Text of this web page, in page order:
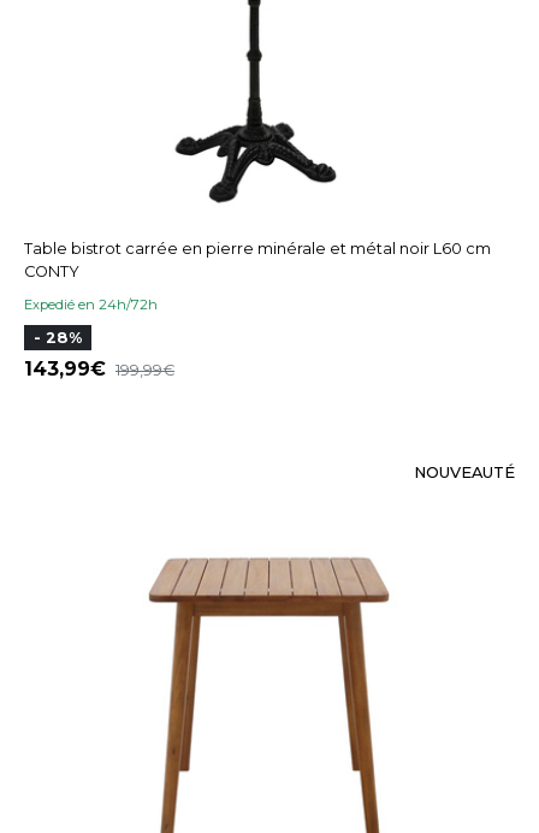
Table bistrot carrée en pierre minérale et métal noir L60 cm
CONTY
Expedié en 24h/72h
- 28%
143,99 199,99
NOUVEAUTÉ